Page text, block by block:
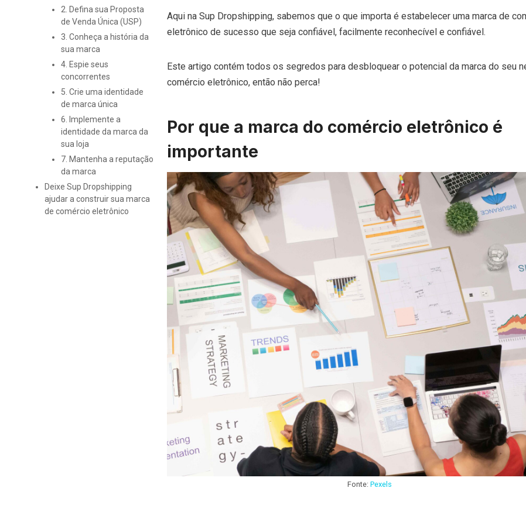
2. Defina sua Proposta
de Venda Única (USP)
3. Conheça a história da
sua marca
4. Espie seus
concorrentes
5. Crie uma identidade
de marca única
6. Implemente a
identidade da marca da
sua loja
7. Mantenha a reputação
da marca
Deixe Sup Dropshipping
ajudar a construir sua marca
de comércio eletrônico
Aqui na Sup Dropshipping, sabemos que o que importa é estabelecer uma marca de
eletrônico de sucesso que seja confiável, facilmente reconhecível e confiável.
Este artigo contém todos os segredos para desbloquear o potencial da marca do seu
comércio eletrônico, então não perca!
Por que a marca do comércio eletrônico é
importante
Fonte: Pexels